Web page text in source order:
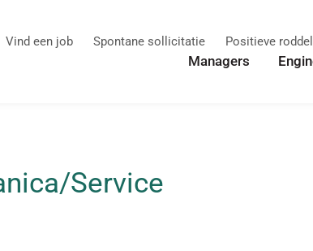
Vind een job Spontane sollicitatie Positieve
Managers
Service